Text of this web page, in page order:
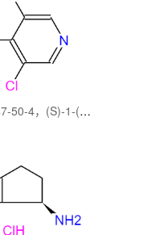
CAS：1370347-50-4，(S)-1-(3,5-二氯吡啶-4-取代)乙醇